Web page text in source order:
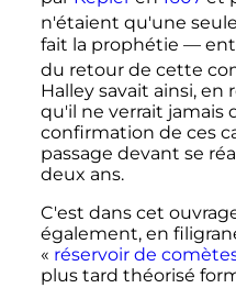
n'étaient qu'une
fait la prophétie —
du retour de cette
Halley savait ainsi,
qu'il ne verrait jamais
confirmation de ces
passage devant se
deux ans.
C'est dans cet
également, en
« réservoir de
plus tard théorisé